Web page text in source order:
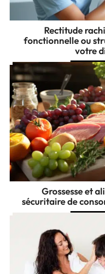
Rectitude
fonctionnelle ou
votre
Grossesse et
sécuritaire de